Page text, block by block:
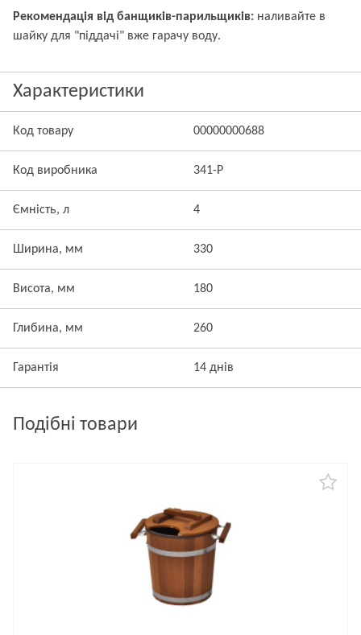
Рекомендація від банщиків-парильщиків: наливайте в
шайку для "піддачі" вже гарачу воду.
Характеристики
Код товару 00000000688
Код виробника 341-P
Ємність, л 4
Ширина, мм 330
Висота, мм 180
Глибина, мм 260
Гарантія 14 днів
Подібні товари